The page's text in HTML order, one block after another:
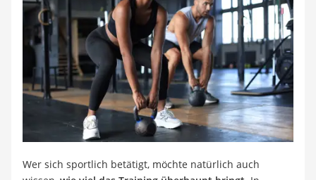
Wer sich sportlich betätigt, möchte natürlich auch